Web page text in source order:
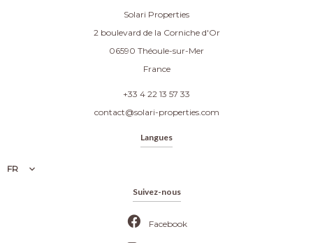
Solari Properties
2 boulevard de la Corniche d'Or
06590 Théoule-sur-Mer
France
+33 4 22 13 57 33
contact@solari-properties.com
Langues
FR
Suivez-nous
Facebook